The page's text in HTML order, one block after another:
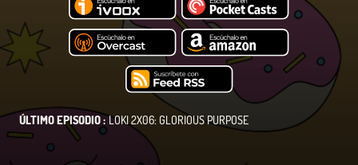
ÚLTIMO EPISODIO : LOKI 2X06: GLORIOUS PURPOSE